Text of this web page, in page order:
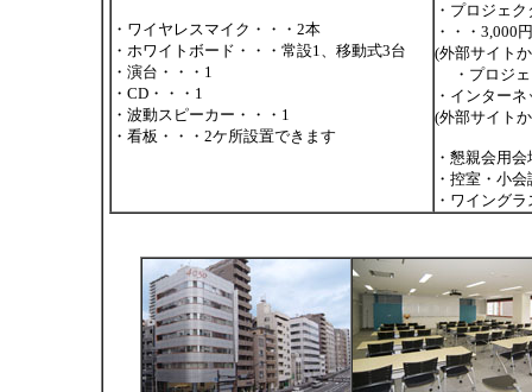
・ワイヤレスマイク・・・2本
・ホワイトボード・・・常設1、移動式3台
・演台・・・1
・CD・・・1
・波動スピーカー・・・1
・看板・・・2ケ所設置できます
・プロジェク
・・・3,000
(外部サイト
・プロジェ
・インター
(外部サイト
・懇親会用
・控室・小
・ワイング